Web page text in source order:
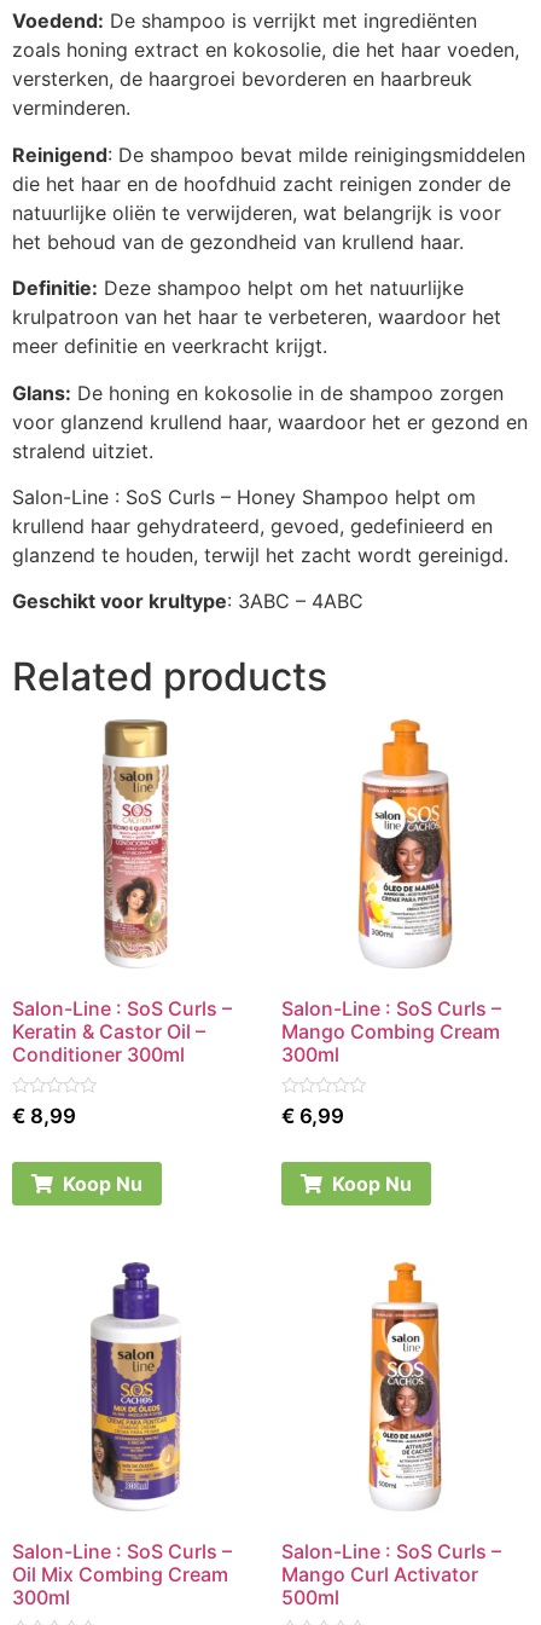
Voedend: De shampoo is verrijkt met ingrediënten
zoals honing extract en kokosolie, die het haar voeden,
versterken, de haargroei bevorderen en haarbreuk
verminderen.
Reinigend: De shampoo bevat milde reinigingsmiddelen
die het haar en de hoofdhuid zacht reinigen zonder de
natuurlijke oliën te verwijderen, wat belangrijk is voor
het behoud van de gezondheid van krullend haar.
Definitie: Deze shampoo helpt om het natuurlijke
krulpatroon van het haar te verbeteren, waardoor het
meer definitie en veerkracht krijgt.
Glans: De honing en kokosolie in de shampoo zorgen
voor glanzend krullend haar, waardoor het er gezond en
stralend uitziet.
Salon-Line : SoS Curls – Honey Shampoo helpt om
krullend haar gehydrateerd, gevoed, gedefinieerd en
glanzend te houden, terwijl het zacht wordt gereinigd.
Geschikt voor krultype: 3ABC – 4ABC
Related products
Salon-Line : SoS Curls –
Keratin & Castor Oil –
Conditioner 300ml
Rated
0
€ 8,99
Koop Nu
Salon-Line : SoS Curls –
Mango Combing Cream
300ml
Rated
0
€6,99
Koop Nu
Salon-Line : SoS Curls –
Oil Mix Combing Cream
300ml
Salon-Line : SoS Curls –
Mango Curl Activator
500ml